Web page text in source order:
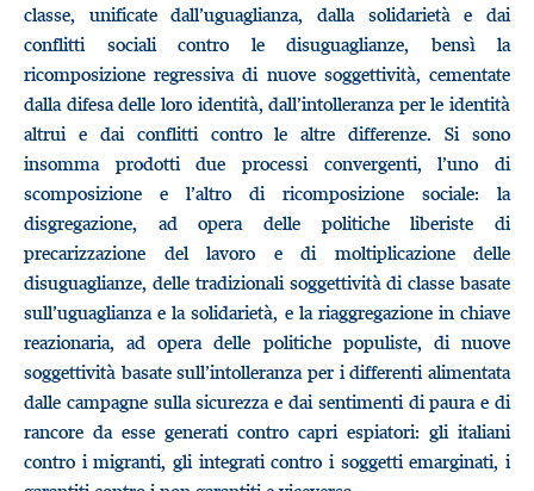
classe, unificate dall’uguaglianza, dalla solidarietà e dai
conflitti sociali contro le disuguaglianze, bensì la
ricomposizione regressiva di nuove soggettività, cementate
dalla difesa delle loro identità, dall’intolleranza per le identità
altrui e dai conflitti contro le altre differenze. Si sono
insomma prodotti due processi convergenti, l’uno di
scomposizione e l’altro di ricomposizione sociale: la
disgregazione, ad opera delle politiche liberiste di
precarizzazione del lavoro e di moltiplicazione delle
disuguaglianze, delle tradizionali soggettività di classe basate
sull’uguaglianza e la solidarietà, e la riaggregazione in chiave
reazionaria, ad opera delle politiche populiste, di nuove
soggettività basate sull’intolleranza per i differenti alimentata
dalle campagne sulla sicurezza e dai sentimenti di paura e di
rancore da esse generati contro capri espiatori: gli italiani
contro i migranti, gli integrati contro i soggetti emarginati, i